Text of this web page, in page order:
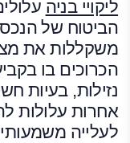
ליקויי בניה
הביטוח של
משקללות את
הכרוכים בו
נזילות, בעיות
אחרות עלולות
לעלייה